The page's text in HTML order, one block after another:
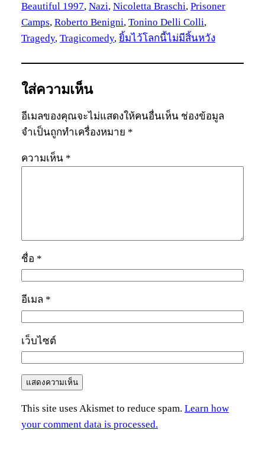
Beautiful 1997, Nazi, Nicoletta Braschi, Prisoner
Camps, Roberto Benigni, Tonino Delli Colli
Tragedy, Tragicomedy, ยิ้มไว้โลกนี้ไม่มีสิ้นหวัง
ใส่ความเห็น
อีเมลของคุณจะไม่แสดงให้คนอื่นเห็น ช่องข้อมูล
จำเป็นถูกทำเครื่องหมาย *
ความเห็น *
ชื่อ *
อีเมล *
เว็บไซต์
This site uses Akismet to reduce spam. Learn how
your comment data is processed.